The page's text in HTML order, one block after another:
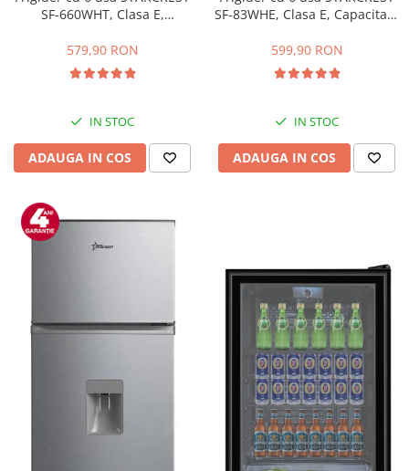
SF-660WHT, Clasa E,
579,90 RON
IN STOC
ADAUGA IN COS
SF-83WHE, Clasa E, Capacitate
Compartiment gheata, H 85
cm, Alb
599,90 RON
IN STOC
ADAUGA IN COS